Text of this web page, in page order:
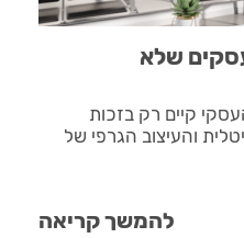
שלא
קיים רק בזכות
והעיצוב הגרפי של
להמשך קריאה